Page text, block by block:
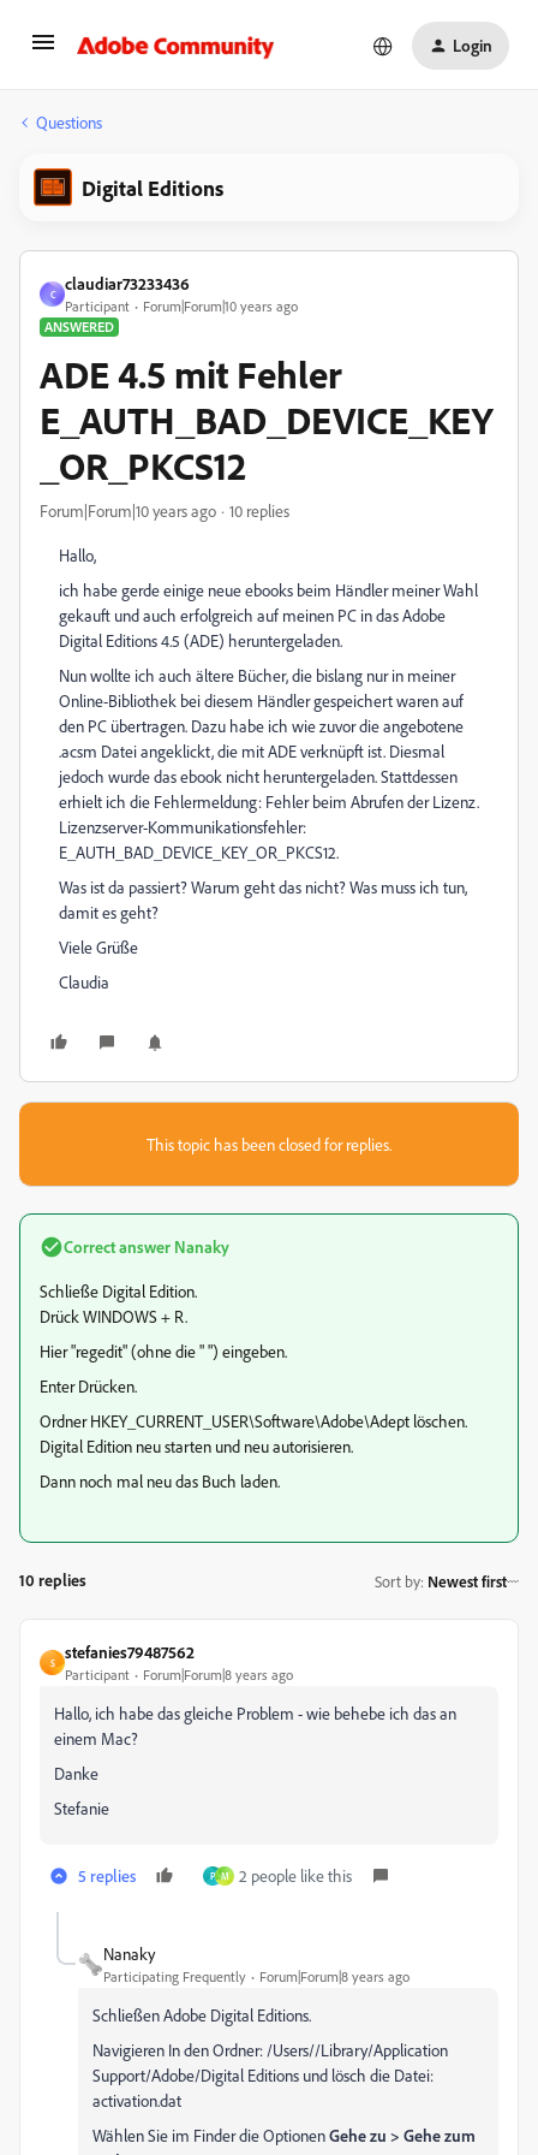
Login
Questions
Digital Editions
C
claudiar73233436
Participant
Forum|Forum|10 years ago
ANSWERED
ADE 4.5 mit Fehler
E_AUTH_BAD_DEVICE_KEY
_OR_PKCS12
Forum|Forum|10 years ago 10 replies
Hallo,
ich habe gerde einige neue ebooks beim Händler meiner Wahl
gekauft und auch erfolgreich auf meinen PC in das Adobe
Digital Editions 4.5 (ADE) heruntergeladen.
Nun wollte ich auch ältere Bücher, die bislang nur in meiner
Online-Bibliothek bei diesem Händler gespeichert waren auf
den PC übertragen. Dazu habe ich wie zuvor die angebotene
.acsm Datei angeklickt, die mit ADE verknüpft ist. Diesmal
jedoch wurde das ebook nicht heruntergeladen. Stattdessen
erhielt ich die Fehlermeldung: Fehler beim Abrufen der Lizenz.
Lizenzserver-Kommunikationsfehler:
E_AUTH_BAD_DEVICE_KEY_OR_PKCS12.
Was ist da passiert? Warum geht das nicht? Was muss ich tun,
damit es geht?
Viele Grüße
Claudia
This topic has been closed for replies.
Correct answer Nanaky
Schließe Digital Edition.
Drück WINDOWS + R.
Hier "regedit" (ohne die " ") eingeben.
Enter Drücken.
Ordner HKEY_CURRENT_USER\Software\Adobe\Adept löschen.
Digital Edition neu starten und neu autorisieren.
Dann noch mal neu das Buch laden.
10 replies Sort by: Newest first
S
stefanies79487562
Participant Forum|Forum|8 years ago
Hallo, ich habe das gleiche Problem - wie behebe ich das an
einem Mac?
Danke
Stefanie
5 replies P M 2 people like this
Nanaky
Participating Frequently Forum|Forum|8 years ago
Schließen Adobe Digital Editions.
Navigieren In den Ordner: /Users//Library/Application
Support/Adobe/Digital Editions und lösch die Datei:
activation.dat
Wählen Sie im Finder die OptionenGehe zu > Gehe zum